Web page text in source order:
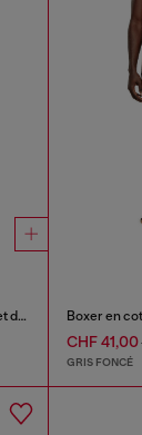
Boxer longs en coton avec effet denim à rayures fines
CHF 41,00
GRIS FONCÉ